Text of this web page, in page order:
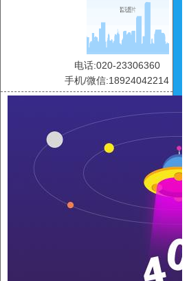
电话:020-23306360
手机/微信:18924042214